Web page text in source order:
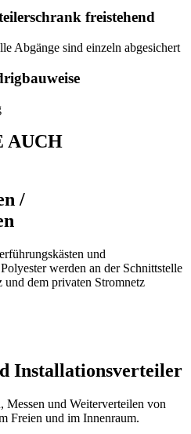
freistehend
Abgänge sind einzeln abgesichert
AUCH
/
und
werden an der Schnittstelle
und dem privaten Stromnetz
Installationsverteiler
Messen und Weiterverteilen von
Freien und im Innenraum.